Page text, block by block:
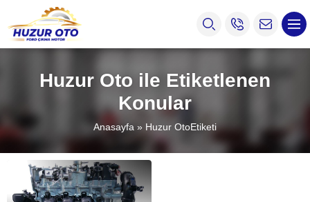
Huzur Oto ile Etiketlenen
Konular
Anasayfa » Huzur OtoEtiketi